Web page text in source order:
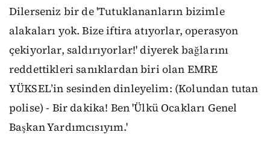
Dilerseniz bir de 'Tutuklananların bizimle
alakaları yok. Bize iftira atıyorlar, operasyon
çekiyorlar, saldırıyorlar!' diyerek bağlarını
reddettikleri sanıklardan biri olan EMRE
YÜKSEL’in sesinden dinleyelim: (Kolundan tutan
polise) - Bir dakika! Ben 'Ülkü Ocakları Genel
Başkan Yardımcısıyım.'